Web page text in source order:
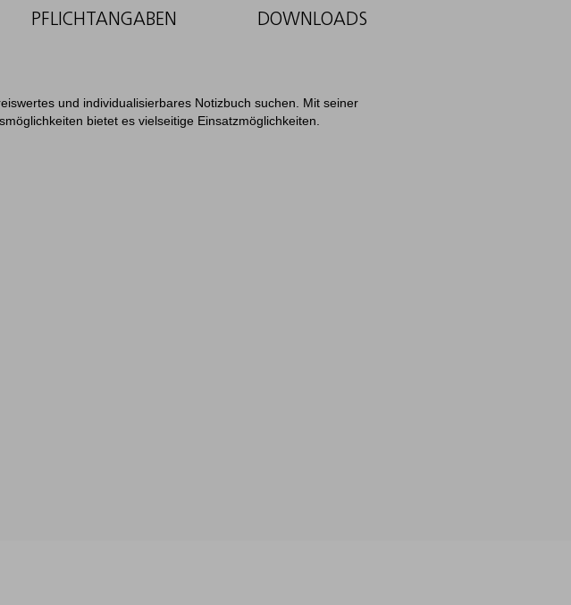
PFLICHTANGABEN DOWNLOADS
und individualisierbares Notizbuch suchen. Mit seiner
bietet es vielseitige Einsatzmöglichkeiten.